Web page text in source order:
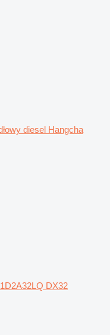
diesel Hangcha